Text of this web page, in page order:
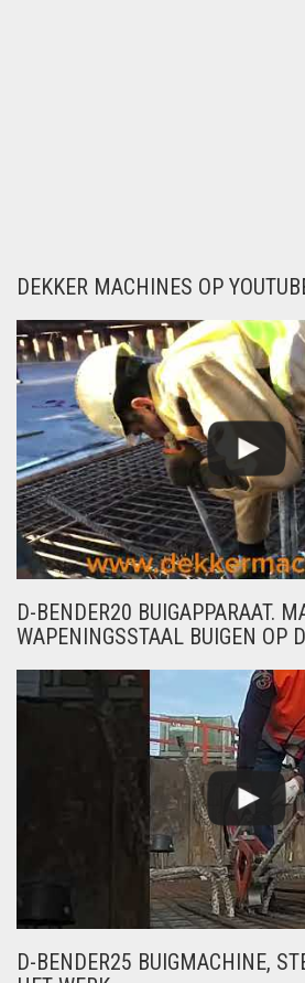
DEKKER MACHINES OP
D-BENDER20 BUIGAPPARAAT.
WAPENINGSSTAAL BUIGEN OP
D-BENDER25 BUIGMACHINE,